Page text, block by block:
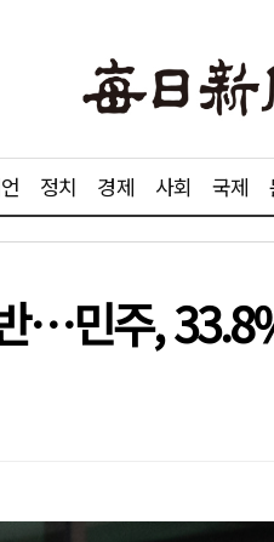
정치 경제 사회 국제
…민주,